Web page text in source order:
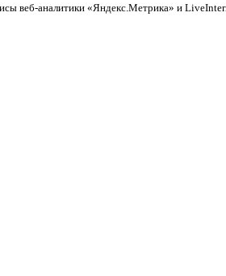
веб-аналитики «Яндекс.Метрика» и